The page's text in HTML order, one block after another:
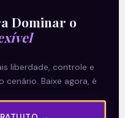
Dominar o
liberdade, controle e
Baixe agora, é